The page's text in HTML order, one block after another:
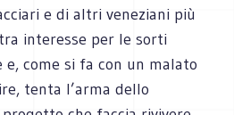
e di altri veneziani più
interesse per le sorti
come si fa con un malato
tenta l’arma dello